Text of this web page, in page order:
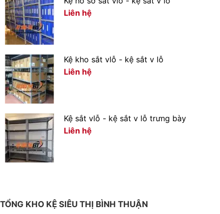
– Giúp trang trí siêu thị, cửa hàng, tạo điểm nhấn trong
mắt khách hàng khiến siêu thị cửa hàng trở nên chuyên
nghiệp hơn
Được thiết kế theo phong cách hiện đại, với điểm nổi
bật là lưng kệ được làm từ tấm Tôn Đục Lỗ, sản phẩm
được làm từ thép chất lượng cao, chịu được tải lớn,
được sử lý bề mặt, sơn phủ, sơn tĩnh điện đem lại giá trị
cao cho người sử dụng.
Công dụng: trừng bầy hàng hàng hóa, trừng bầy
hàng sản phẩm..
đơn vị sản xuất trực tiếp.
Liên hệ
Kệ kho sắt vlỗ - kệ sắt v lỗ
Liên hệ
Kệ sắt vlỗ - kệ sắt v lỗ trưng bày
Liên hệ
TỔNG KHO KỆ SIÊU THỊ BÌNH THUẬN